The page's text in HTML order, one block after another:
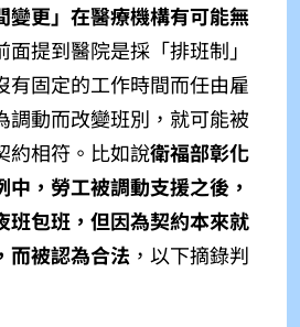
變更」在醫療機構有可能無
面提到醫院是採「排班制」
有固定的工作時間而任由雇
調動而改變班別，就可能被
約相符。比如說衛福部彰化
，勞工被調動支援之後，
班包班，但因為契約本來就
而被認為合法 ，以下摘錄判